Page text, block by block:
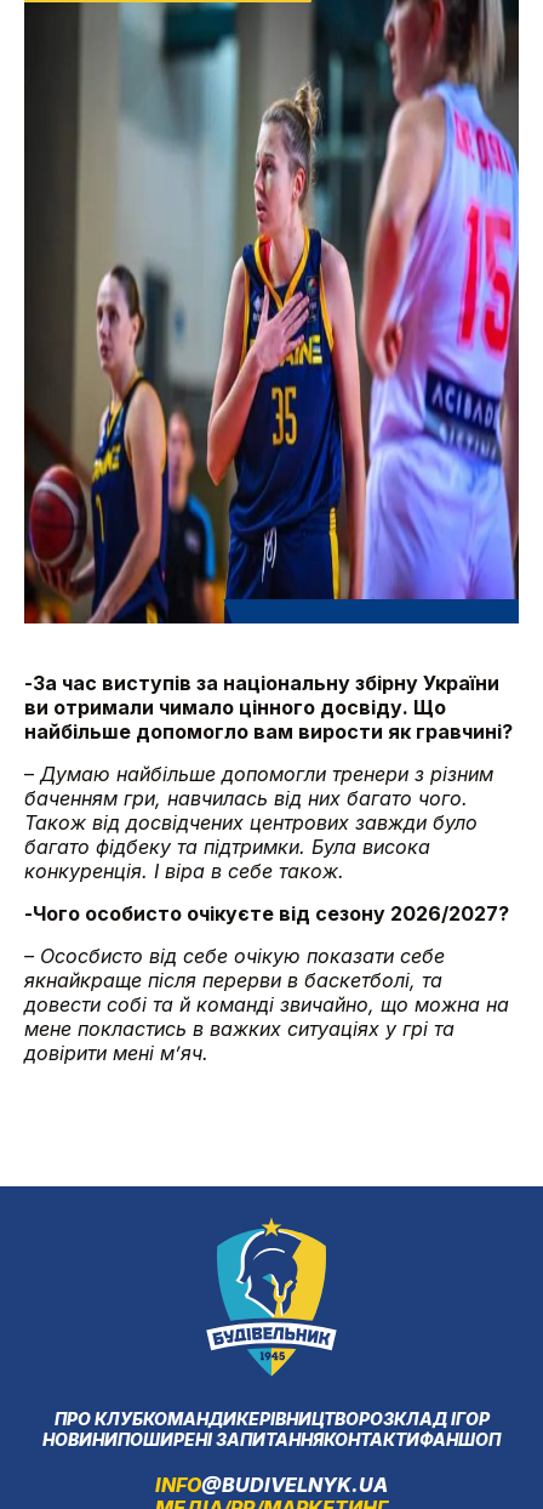
-За час виступів за національну збірну України
ви отримали чимало цінного досвіду. Що
найбільше допомогло вам вирости як гравчині?
– Думаю найбільше допомогли тренери з різним
баченням гри, навчилась від них багато чого.
Також від досвідчених центрових завжди було
багато фідбеку та підтримки. Була висока
конкуренція. І віра в себе також.
-Чого особисто очікуєте від сезону 2026/2027?
– Ососбисто від себе очікую показати себе
якнайкраще після перерви в баскетболі, та
довести собі та й команді звичайно, що можна на
мене покластись в важких ситуаціях у грі та
довірити мені мʼяч.
ПРО КЛУБКОМАНДИКЕРІВНИЦТВОРОЗКЛАД ІГОР
НОВИНИПОШИРЕНІ ЗАПИТАННЯКОНТАКТИФАНШОП
INFO@BUDIVELNYK.UA